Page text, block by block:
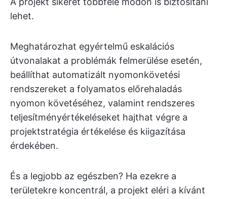
lehet.
Meghatározhat egyértelmű eskalációs
útvonalakat a problémák felmerülése esetén,
beállíthat automatizált nyomonkövetési
rendszereket a folyamatos előrehaladás
nyomon követéséhez, valamint rendszeres
teljesítményértékeléseket hajthat végre a
projektstratégia értékelése és kiigazítása
érdekében.
És a legjobb az egészben? Ha ezekre a
területekre koncentrál, a projekt eléri a kívánt